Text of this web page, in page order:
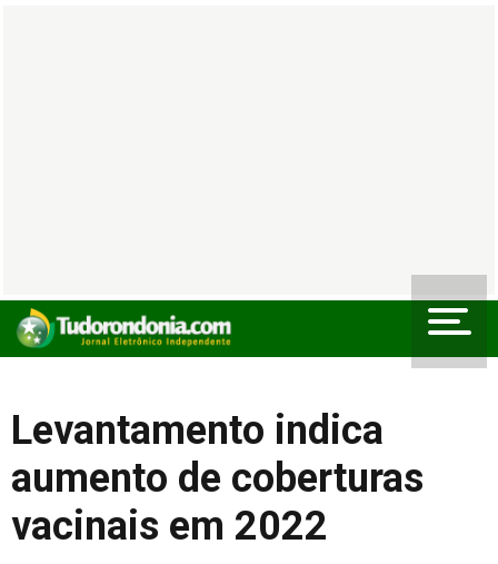
Levantamento indica
aumento de coberturas
vacinais em 2022